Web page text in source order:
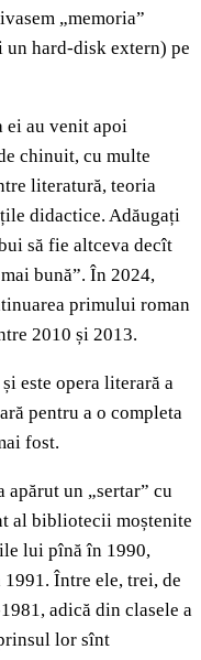
„memoria”
hard-disk extern) pe
ei au venit apoi
chinuit, cu multe
literatură, teoria
didactice. Adăugați
să fie altceva decît
bună”. În 2024,
primului roman
2010 și 2013.
este opera literară a
pentru a o completa
fost.
un „sertar” cu
al bibliotecii moștenite
lui pînă în 1990,
Între ele, trei, de
adică din clasele a
lor sînt